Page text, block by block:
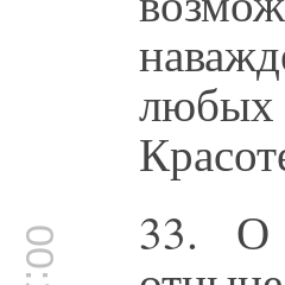
любых
33. О